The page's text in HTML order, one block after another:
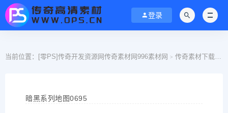
登录
当前位置： [零PS]传奇开发资源网传奇素材网996素材网 > 传奇素材下载
暗黑系列地图0695